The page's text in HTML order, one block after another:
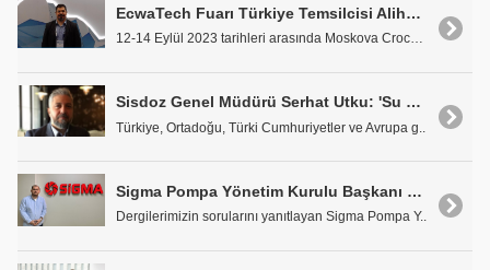
EcwaTech Fuarı Türkiye Temsilcisi Alihan Havus: EcwaTech Türk Firmalara Yeni İş Fırsatları Sunacak
12-14 Eylül 2023 tarihleri arasında Moskova Crocus..
Sisdoz Genel Müdürü Serhat Utku: 'Su Yönetimi Profesyonel Bir Şekilde Ele Alınmalı'
Türkiye, Ortadoğu, Türki Cumhuriyetler ve Avrupa g..
Sigma Pompa Yönetim Kurulu Başkanı Serkan Kılıç 'Ürünlerimiz ile Yüzde 65 Oranında Enerji Tasarrufuna Ulaşabiliyoruz'
Dergilerimizin sorularını yanıtlayan Sigma Pompa Y..